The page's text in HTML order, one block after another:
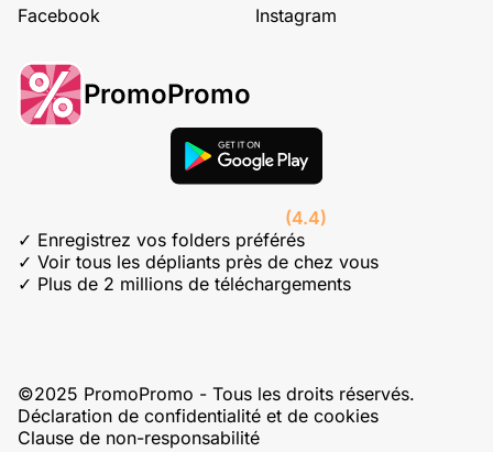
Facebook
Instagram
PromoPromo
(4.4)
✓ Enregistrez vos folders préférés
✓ Voir tous les dépliants près de chez vous
✓ Plus de 2 millions de téléchargements
©2025 PromoPromo - Tous les droits réservés.
Déclaration de confidentialité et de cookies
Clause de non-responsabilité